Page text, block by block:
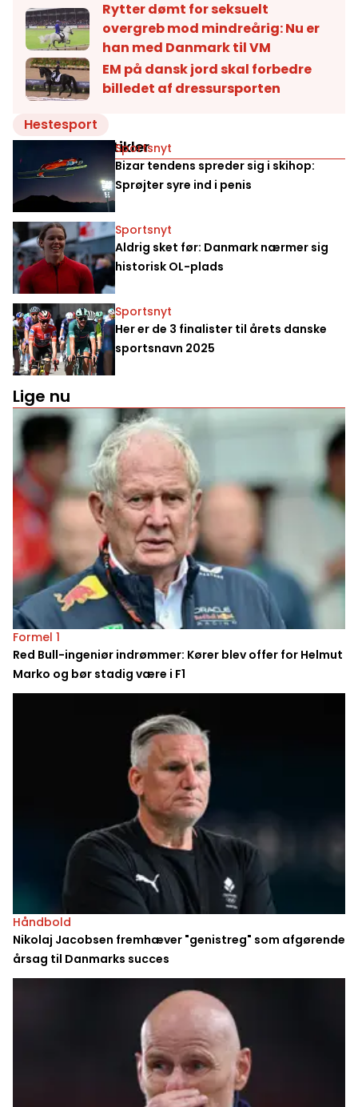
Rytter dømt for seksuelt
overgreb mod mindreårig: Nu er
han med Danmark til VM
EM på dansk jord skal forbedre
billedet af dressursporten
Hestesport
Relaterede artikler
Sportsnyt
Bizar tendens spreder sig i skihop:
Sprøjter syre ind i penis
Sportsnyt
Aldrig sket før: Danmark nærmer sig
historisk OL-plads
Sportsnyt
Her er de 3 finalister til årets danske
sportsnavn 2025
Lige nu
Formel 1
Red Bull-ingeniør indrømmer: Kører blev offer for Helmut
Marko og bør stadig være i F1
Håndbold
Nikolaj Jacobsen fremhæver "genistreg" som afgørende
årsag til Danmarks succes